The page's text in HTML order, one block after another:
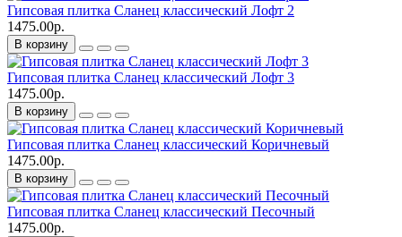
Гипсовая плитка Сланец классический Лофт 2
1475.00р.
В корзину
Гипсовая плитка Сланец классический Лофт 3
1475.00р.
В корзину
Гипсовая плитка Сланец классический Коричневый
1475.00р.
В корзину
Гипсовая плитка Сланец классический Песочный
1475.00р.